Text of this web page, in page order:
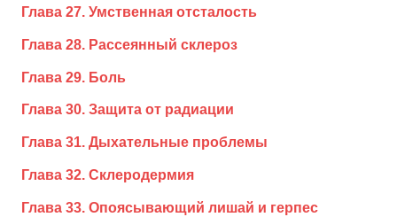
Глава 27. Умственная отсталость
Глава 28. Рассеянный склероз
Глава 29. Боль
Глава 30. Защита от радиации
Глава 31. Дыхательные проблемы
Глава 32. Склеродермия
Глава 33. Опоясывающий лишай и герпес